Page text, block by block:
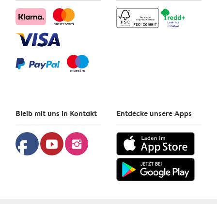
Bleib mit uns in Kontakt
facebook youtube instagram
Entdecke unsere Apps